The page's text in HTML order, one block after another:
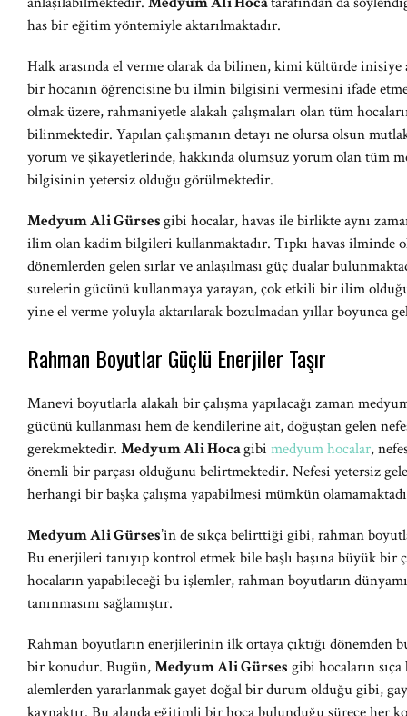
has bir eğitim yöntemiyle aktarılmaktadır.
Halk arasında el verme olarak da bilinen, kimi kültürde
bir hocanın öğrencisine bu ilmin bilgisini vermesini ifade
olmak üzere, rahmaniyetle alakalı çalışmaları olan tüm
bilinmektedir. Yapılan çalışmanın detayı ne olursa olsun
yorum ve şikayetlerinde, hakkında olumsuz yorum olan tüm
bilgisinin yetersiz olduğu görülmektedir.
Medyum Ali Gürsesgibi hocalar, havas ile birlikte aynı
ilim olan kadim bilgileri kullanmaktadır. Tıpkı havas ilminde
dönemlerden gelen sırlar ve anlaşılması güç dualar
surelerin gücünü kullanmaya yarayan, çok etkili bir ilim
yine el verme yoluyla aktarılarak bozulmadan yıllar boyunca
Rahman Boyutlar Güçlü Enerjiler Taşır
Manevi boyutlarla alakalı bir çalışma yapılacağı zaman
gücünü kullanması hem de kendilerine ait, doğuştan gelen
gerekmektedir. Medyum Ali Hocagibi medyum hocalar,
önemli bir parçası olduğunu belirtmektedir. Nefesi yetersiz
herhangi bir başka çalışma yapabilmesi mümkün
Medyum Ali Gürses’in de sıkça belirttiği gibi, rahman
Bu enerjileri tanıyıp kontrol etmek bile başlı başına büyük bir
hocaların yapabileceği bu işlemler, rahman boyutların
tanınmasını sağlamıştır.
Rahman boyutların enerjilerinin ilk ortaya çıktığı dönemden
bir konudur. Bugün,Medyum Ali Gürses gibi hocaların
alemlerden yararlanmak gayet doğal bir durum olduğu gibi,